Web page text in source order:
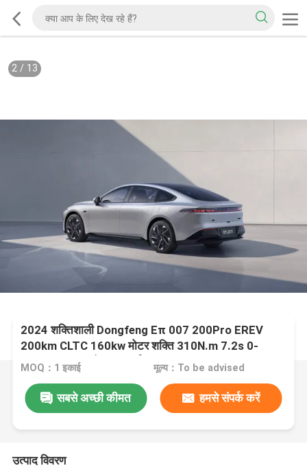
2/ 13
2024 शक्तिशाली Dongfeng Eπ 007 200Pro EREV
200km CLTC 160kw मोटर शक्ति 310N.m 7.2s 0-
100km/h त्वरण के साथ टॉर्क
MOQ：1 इकाई मूल्य：To be advised
सबसे अच्छी कीमत हमसे संपर्क करें
उत्पाद विवरण